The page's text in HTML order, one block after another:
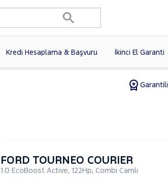
Kredi Hesaplama & Başvuru İkinci El Garanti
Garantili
FORD TOURNEO COURIER
1.0 EcoBoost Active, 122Hp, Combi Camlı